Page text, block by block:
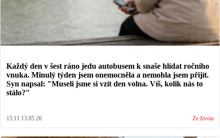
Každý den v šest ráno jedu autobusem k snaše hlídat ročního
vnuka. Minulý týden jsem onemocněla a nemohla jsem přijít.
Syn napsal: "Museli jsme si vzít den volna. Víš, kolik nás to
stálo?"
15:11 13.05.26 Ze života